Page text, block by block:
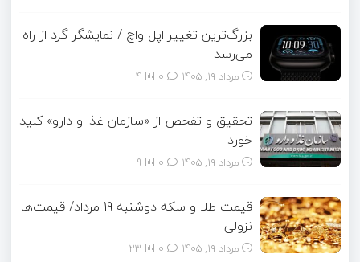
بزرگ‌ترین تغییر اپل واچ / نمایشگر گرد از راه
می‌رسد
مرداد ۱۹, ۱۴۰۵ 4
تحقیق و تفحص از «سازمان غذا و دارو» کلید
خورد
مرداد ۱۹, ۱۴۰۵ 9
قیمت طلا و سکه دوشنبه 19 مرداد/ قیمت‌ها
نزولی
مرداد ۱۹, ۱۴۰۵ 23